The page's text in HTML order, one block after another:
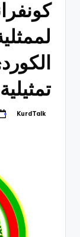
تمّ
KurdTalk